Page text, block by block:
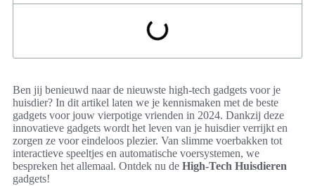
Ben jij benieuwd naar de nieuwste high-tech gadgets voor je
huisdier? In dit artikel laten we je kennismaken met de beste
gadgets voor jouw vierpotige vrienden in 2024. Dankzij deze
innovatieve gadgets wordt het leven van je huisdier verrijkt en
zorgen ze voor eindeloos plezier. Van slimme voerbakken tot
interactieve speeltjes en automatische voersystemen, we
bespreken het allemaal. Ontdek nu de High-Tech Huisdieren
gadgets!